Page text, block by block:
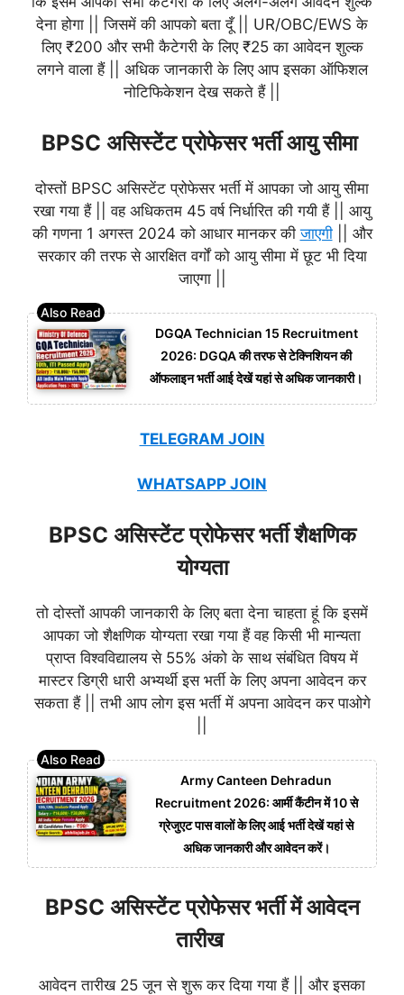
देना होगा || जिसमें की आपको बता दूँ || UR/OBC/EWS के
लिए ₹200 और सभी कैटेगरी के लिए ₹25 का आवेदन शुल्क
लगने वाला हैं || अधिक जानकारी के लिए आप इसका ऑफिशल
नोटिफिकेशन देख सकते हैं ||
BPSC असिस्टेंट प्रोफेसर भर्ती आयु सीमा
दोस्तों BPSC असिस्टेंट प्रोफेसर भर्ती में आपका जो आयु सीमा
रखा गया हैं || वह अधिकतम 45 वर्ष निर्धारित की गयी हैं || आयु
की गणना 1 अगस्त 2024 को आधार मानकर कीजाएगी|| और
सरकार की तरफ से आरक्षित वर्गों को आयु सीमा में छूट भी दिया
जाएगा ||
DGQA Technician 15 Recruitment
2026: DGQA की तरफ से टेक्निशियन की
ऑफलाइन भर्ती आई देखें यहां से अधिक जानकारी।
TELEGRAM JOIN
WHATSAPP JOIN
BPSC असिस्टेंट प्रोफेसर भर्ती शैक्षणिक
योग्यता
तो दोस्तों आपकी जानकारी के लिए बता देना चाहता हूं कि इसमें
आपका जो शैक्षणिक योग्यता रखा गया हैं वह किसी भी मान्यता
प्राप्त विश्वविद्यालय से 55% अंको के साथ संबंधित विषय में
मास्टर डिग्री धारी अभ्यर्थी इस भर्ती के लिए अपना आवेदन कर
सकता हैं || तभी आप लोग इस भर्ती में अपना आवेदन कर पाओगे
Army Canteen Dehradun
Recruitment 2026: आर्मी कैंटीन में 10 से
ग्रेजुएट पास वालों के लिए आई भर्ती देखें यहां से
अधिक जानकारी और आवेदन करें।
BPSC असिस्टेंट प्रोफेसर भर्ती में आवेदन
तारीख
आवेदन तारीख 25 जून से शुरू कर दिया गया हैं || और इसका